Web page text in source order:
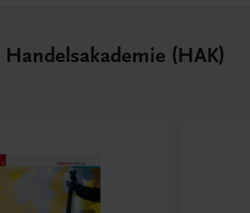
(HAK)